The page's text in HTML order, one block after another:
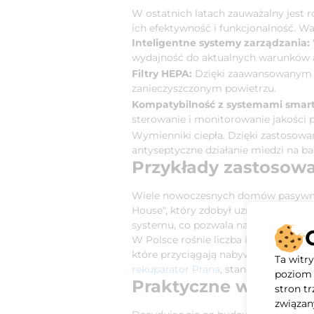
W ostatnich latach zauważalny jest
ich efektywność i funkcjonalność.
Inteligentne systemy zarządzania:
wydajność do aktualnych
Filtry HEPA: Dzięki
zanieczyszczonym powietrzu.
Kompatybilność z systemami
sterowanie i monitorowanie jakości
Wymienniki ciepła. Dzięki
antyseptyczne działanie miedzi na
Przykłady
Wiele nowoczesnych domów
House", który zdobył uznanie za
systemu, co pozwala na osiągnięcie
W Polsce rośnie liczba inwestycji,
które przyciągają nabywców nie
rekuparator Prana, stanowią
Praktyczne
Ta
poziom
stron